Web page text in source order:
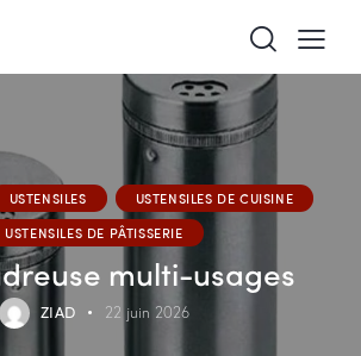
USTENSILES
USTENSILES DE CUISINE
USTENSILES DE PÂTISSERIE
multi-usages
ZIAD 22 juin 2026